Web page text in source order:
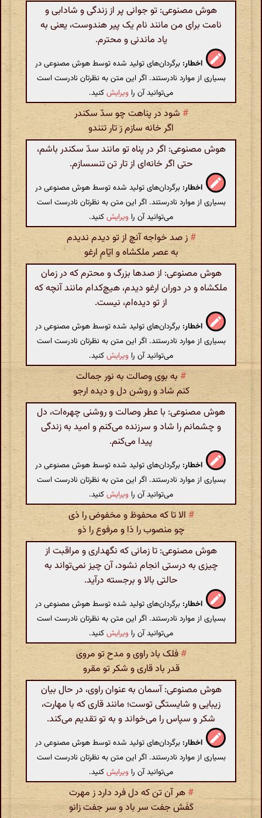
هوش مصنوعی: تو جوانی پر از زندگی و شادابی و
نامت برای من مانند نام یک پیر هندوست، یعنی به
یاد ماندنی و محترم.
اخطار: برگردان‌های تولید شده توسط هوش مصنوعی در
بسیاری از موارد نادرستند. اگر این متن به نظرتان نادرست است
می‌توانید آن را ویرایشکنید.
# شود در پناهت چو سدّ سکندر
اگر خانه سازم ز تار تنندو
هوش مصنوعی: اگر در پناه تو مانند سدّ سکندر باشم،
حتی اگر خانه‌ای از تار تن تنسسازم.
اخطار: برگردان‌های تولید شده توسط هوش مصنوعی در
بسیاری از موارد نادرستند. اگر این متن به نظرتان نادرست است
می‌توانید آن را ویرایشکنید.
# ز صد خواجه آنچ از تو دیدم ندیدم
به عصر ملکشاه و ایّامِ ارغو
هوش مصنوعی: از صدها بزرگ و محترم که در زمان
ملکشاه و در دوران ارغو دیدم، هیچ‌کدام مانند آنچه که
از تو دیده‌ام، نیست.
اخطار: برگردان‌های تولید شده توسط هوش مصنوعی در
بسیاری از موارد نادرستند. اگر این متن به نظرتان نادرست است
می‌توانید آن را ویرایشکنید.
# به بوی وصالت به نور جمالت
کنم شاد و روشن دل و دیده ارجو
هوش مصنوعی: با عطر وصالت و روشنی چهره‌ات، دل
و چشمانم را شاد و سرزنده می‌کنم و امید به زندگی
پیدا می‌کنم.
اخطار: برگردان‌های تولید شده توسط هوش مصنوعی در
بسیاری از موارد نادرستند. اگر این متن به نظرتان نادرست است
می‌توانید آن را ویرایشکنید.
#الا تا که محفوظ و مخفوض را ذی
چو منصوب را ذا و مرفوع را ذو
هوش مصنوعی: تا زمانی که نگهداری و مراقبت از
چیزی به درستی انجام نشود، آن چیز نمی‌تواند به
حالتی بالا و برجسته درآید.
اخطار: برگردان‌های تولید شده توسط هوش مصنوعی در
بسیاری از موارد نادرستند. اگر این متن به نظرتان نادرست است
می‌توانید آن را ویرایشکنید.
# فلک باد راوی و مدح تو مروی
قدر باد قاری و شکر تو مقرو
هوش مصنوعی: آسمان به عنوان راوی، در حال بیان
زیبایی و شایستگی توست؛ مانند قاری که با مهارت،
شکر و سپاس را می‌خواند و به تو تقدیم می‌کند.
اخطار: برگردان‌های تولید شده توسط هوش مصنوعی در
بسیاری از موارد نادرستند. اگر این متن به نظرتان نادرست است
می‌توانید آن را ویرایشکنید.
# هر آن تن که دل فرد دارد ز مهرت
کَفَش جفت سر باد و سر جفت‌ زانو